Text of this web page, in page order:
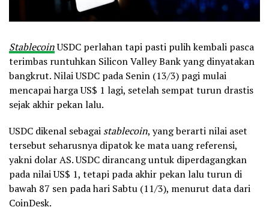
StablecoinUSDC perlahan tapi pasti pulih kembali pasca
terimbas runtuhkan Silicon Valley Bank yang dinyatakan
bangkrut. Nilai USDC pada Senin (13/3) pagi mulai
mencapai harga US$ 1 lagi, setelah sempat turun drastis
sejak akhir pekan lalu.
USDC dikenal sebagai stablecoin, yang berarti nilai aset
tersebut seharusnya dipatok ke mata uang referensi,
yakni dolar AS. USDC dirancang untuk diperdagangkan
pada nilai US$ 1, tetapi pada akhir pekan lalu turun di
bawah 87 sen pada hari Sabtu (11/3), menurut data dari
CoinDesk.